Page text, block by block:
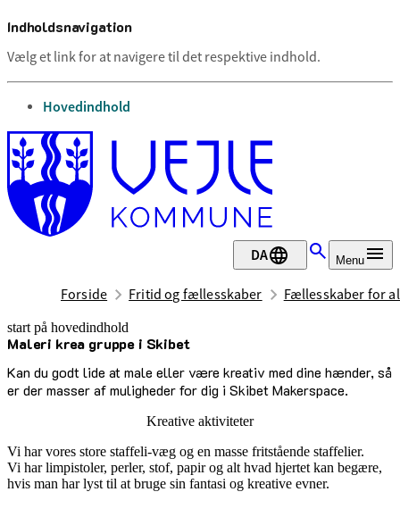
Indholdsnavigation
Vælg et link for at navigere til det respektive indhold.
gå til
Hovedindhold
DA Menu
Forside Fritid og fællesskaber Fællesskaber for
start på hovedindhold
Maleri krea gruppe i Skibet
Kan du godt lide at male eller være kreativ med dine hænder, så
er der masser af muligheder for dig i Skibet Makerspace.
senest opdateret 1. juli 2026
Kreative aktiviteter
Vi har vores store staffeli-væg og en masse fritstående staffelier.
Vi har limpistoler, perler, stof, papir og alt hvad hjertet kan begære,
hvis man har lyst til at bruge sin fantasi og kreative evner.